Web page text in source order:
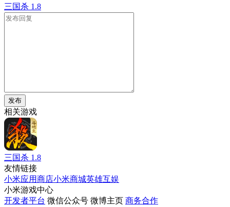
三国杀 1.8
发布
相关游戏
三国杀 1.8
友情链接
小米应用商店小米商城英雄互娱
小米游戏中心
开发者平台 微信公众号 微博主页 商务合作